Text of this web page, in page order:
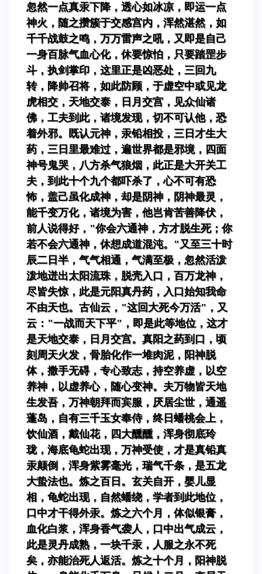
忽然一点真汞下降，透心如冰凉，即运一点
神火，随之攒簇于交感宫内，浑然湛然，如
千千战鼓之鸣，万万雷声之吼，又即是自己
一身百脉气血心化，休要惊怕，只要踏罡步
斗，执剑掌印，这里正是凶恶处，三回九
转，降帅召将，如此防顾，于虚空中或见龙
虎相交，天地交泰，日月交宫，见众仙诸
佛，工夫到此，诸境发现，切不可认他，恐
着外邪。既认元神，汞铅相投，三日才生大
药，三日里最难过，遍世界都是邪境，四面
神号鬼哭，八方杀气狼烟，此正是大开关工
夫，到此十个九个都吓杀了，心不可有恐
怖，盖己虽化成神，却是阴神，阴神最灵，
能千变万化，诸境为害，他岂肯苦善降伏，
前人说得好，"你会六通神，方才脱生死；你
若不会六通神，休想成道混沌。"又至三十时
辰二日半，气气相通，气满至极，忽然活泼
泼地迸出太阳流珠，脱壳入口，百万龙神，
尽皆失惊，此是元阳真丹药，入口始知我命
不由天也。古仙云，"这回大死今万活"，又
云："一战而天下平"，即是此等地位，这才
是天地交泰，日月交宫。真阳之药到口，顷
刻周天火发，骨胎化作一堆肉泥，阳神脱
体，撒手无碍，专心致志，持空养虚，以空
养神，以虚养心，随心变神。夫万物皆天地
生发吾，万神朝拜而宾服，厌居尘世，通遥
蓬岛，自有三千玉女奉侍，终日蟠桃会上，
饮仙酒，戴仙花，四大醺醺，浑身彻底玲
珑，海底龟蛇出现，万神受使，才是真铅真
汞颠倒，浑身紫雾毫光，瑞气千条，是五龙
大蛰法也。炼之百日。玄关自开，婴儿显
相，龟蛇出现，自然蟠绕，学者到此地位，
口中才干得外汞。炼之六个月，体似银膏，
血化白浆，浑身香气袭人，口中出气成云，
此是灵丹成熟，一块千汞，人服之永不死
矣，亦能治死人返活。炼之十个月，阳神脱